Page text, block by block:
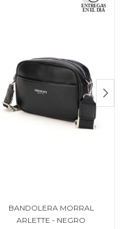
BANDOLERA MORRAL
ARLETTE - NEGRO